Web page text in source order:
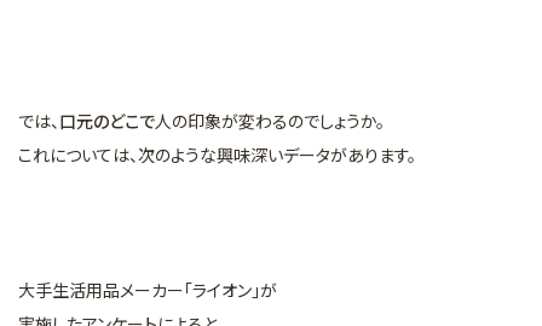
では、口元のどこで人の印象が変わるのでしょうか。
これについては、次のような興味深いデータがあります。
大手生活用品メーカー「ライオン」が